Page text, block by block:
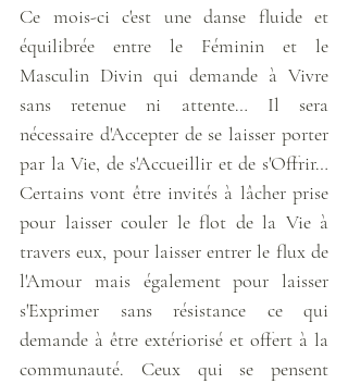
Ce mois-ci c'est une danse fluide et
équilibrée entre le Féminin et le
Masculin Divin qui demande à Vivre
sans retenue ni attente… Il sera
nécessaire d'Accepter de se laisser porter
par la Vie, de s'Accueillir et de s'Offrir…
Certains vont être invités à lâcher prise
pour laisser couler le flot de la Vie à
travers eux, pour laisser entrer le flux de
l'Amour mais également pour laisser
s'Exprimer sans résistance ce qui
demande à être extériorisé et offert à la
communauté. Ceux qui se pensent